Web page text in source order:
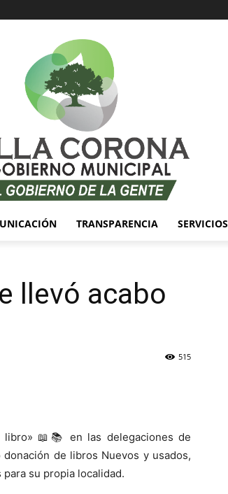
TRANSPARENCIA SERVICIOS
llevó acabo
515
📖📚 en las delegaciones de
de libros Nuevos y usados,
su propia localidad.